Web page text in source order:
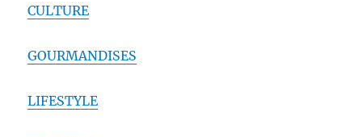
CULTURE
GOURMANDISES
LIFESTYLE